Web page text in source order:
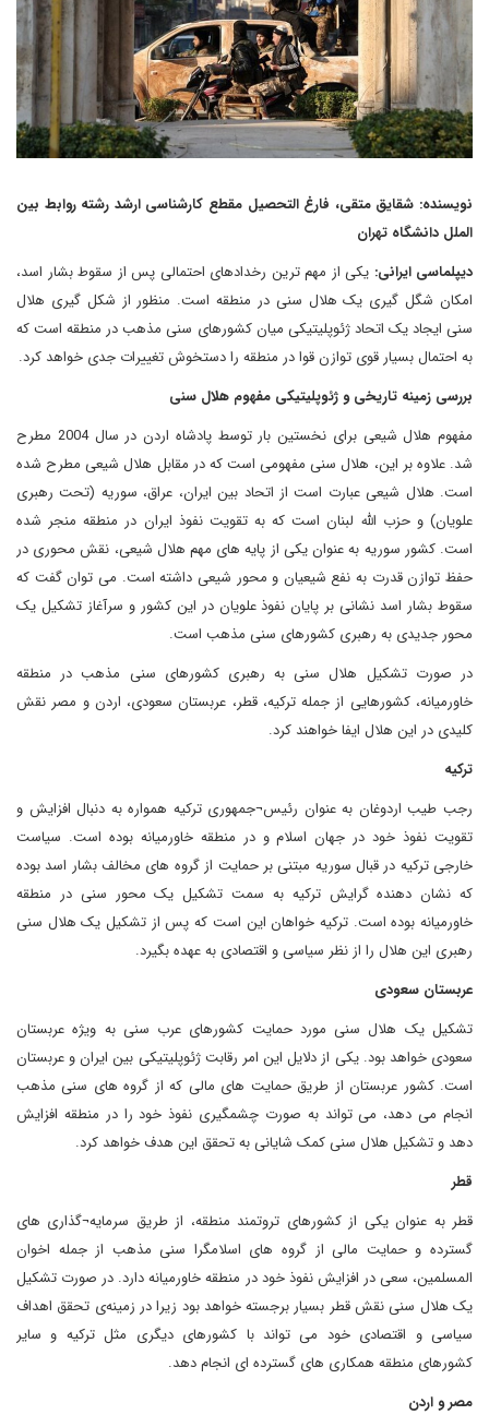
نویسنده: شقایق متقی، فارغ التحصیل مقطع کارشناسی ارشد رشته روابط بین
الملل دانشگاه تهران
دیپلماسی ایرانی: یکی از مهم ترین رخدادهای احتمالی پس از سقوط بشار اسد،
امکان شگل گیری یک هلال سنی در منطقه است. منظور از شکل گیری هلال
سنی ایجاد یک اتحاد ژئوپلیتیکی میان کشورهای سنی مذهب در منطقه است که
به احتمال بسیار قوی توازن قوا در منطقه را دستخوش تغییرات جدی خواهد کرد.
بررسی زمینه تاریخی و ژئوپلیتیکی مفهوم هلال سنی
مفهوم هلال شیعی برای نخستین بار توسط پادشاه اردن در سال 2004 مطرح
شد. علاوه بر این، هلال سنی مفهومی است که در مقابل هلال شیعی مطرح شده
است. هلال شیعی عبارت است از اتحاد بین ایران، عراق، سوریه (تحت رهبری
علویان) و حزب الله لبنان است که به تقویت نفوذ ایران در منطقه منجر شده
است. کشور سوریه به عنوان یکی از پایه های مهم هلال شیعی، نقش محوری در
حفظ توازن قدرت به نفع شیعیان و محور شیعی داشته است. می توان گفت که
سقوط بشار اسد نشانی بر پایان نفوذ علویان در این کشور و سرآغاز تشکیل یک
محور جدیدی به رهبری کشورهای سنی مذهب است.
در صورت تشکیل هلال سنی به رهبری کشورهای سنی مذهب در منطقه
خاورمیانه، کشورهایی از جمله ترکیه، قطر، عربستان سعودی، اردن و مصر نقش
کلیدی در این هلال ایفا خواهند کرد.
ترکیه
رجب طیب اردوغان به عنوان رئیس¬جمهوری ترکیه همواره به دنبال افزایش و
تقویت نفوذ خود در جهان اسلام و در منطقه خاورمیانه بوده است. سیاست
خارجی ترکیه در قبال سوریه مبتنی بر حمایت از گروه های مخالف بشار اسد بوده
که نشان دهنده گرایش ترکیه به سمت تشکیل یک محور سنی در منطقه
خاورمیانه بوده است. ترکیه خواهان این است که پس از تشکیل یک هلال سنی
رهبری این هلال را از نظر سیاسی و اقتصادی به عهده بگیرد.
عربستان سعودی
تشکیل یک هلال سنی مورد حمایت کشورهای عرب سنی به ویژه عربستان
سعودی خواهد بود. یکی از دلایل این امر رقابت ژئوپلیتیکی بین ایران و عربستان
است. کشور عربستان از طریق حمایت های مالی که از گروه های سنی مذهب
انجام می دهد، می تواند به صورت چشمگیری نفوذ خود را در منطقه افزایش
دهد و تشکیل هلال سنی کمک شایانی به تحقق این هدف خواهد کرد.
قطر
قطر به عنوان یکی از کشورهای تروتمند منطقه، از طریق سرمایه¬گذاری های
گسترده و حمایت مالی از گروه های اسلامگرا سنی مذهب از جمله اخوان
المسلمین، سعی در افزایش نفوذ خود در منطقه خاورمیانه دارد. در صورت تشکیل
یک هلال سنی نقش قطر بسیار برجسته خواهد بود زیرا در زمینه‌ی تحقق اهداف
سیاسی و اقتصادی خود می تواند با کشورهای دیگری مثل ترکیه و سایر
کشورهای منطقه همکاری های گسترده ای انجام دهد.
مصر و اردن